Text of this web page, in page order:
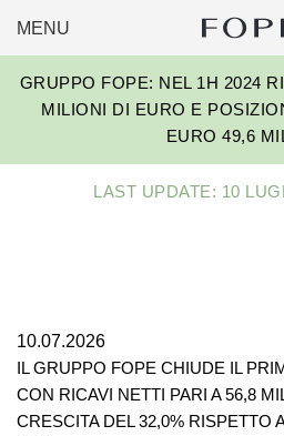
MENU
FOPE
GROUP
GRUPPO FOPE: NEL 1H 2024
MILIONI DI EURO E
EURO 49,6
LAST UPDATE: 10
10.07.2026
IL GRUPPO FOPE CHIUDE IL
CON RICAVI NETTI PARI A 56,8
CRESCITA DEL 32,0% RISPETTO